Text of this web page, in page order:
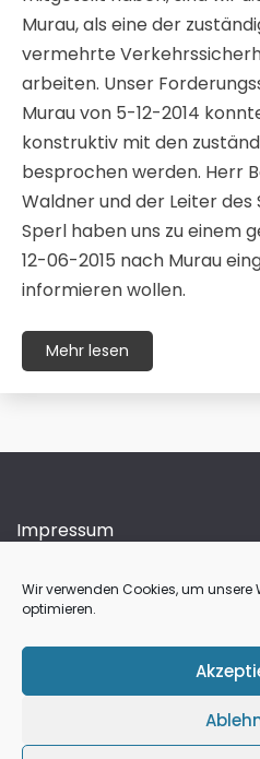
Wir verwenden Cookies, um unsere
optimieren.
Murau, als eine der
vermehrte
arbeiten. Unser
Murau von 5-12-2014
konstruktiv mit den
besprochen werden. Herr
Waldner und der Leiter
Sperl haben uns zu einem
12-06-2015 nach Murau
informieren wollen.
Mehr lesen
Impressum